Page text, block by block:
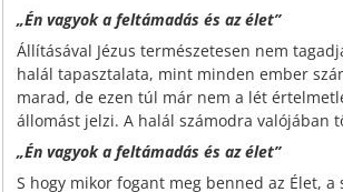
„Én vagyok a feltámadás és az élet”
Állításával Jézus természetesen nem
halál tapasztalata, mint minden ember
marad, de ezen túl már nem a lét
állomást jelzi. A halál számodra valójában
„Én vagyok a feltámadás és az élet”
S hogy mikor fogant meg benned az Élet, a